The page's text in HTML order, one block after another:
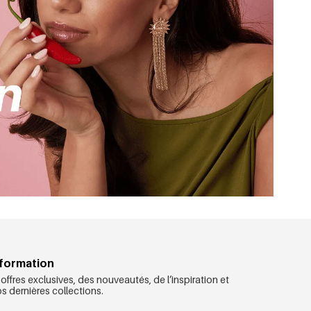
exclusives, des nouveautés, de l’inspiration et
dernières collections.